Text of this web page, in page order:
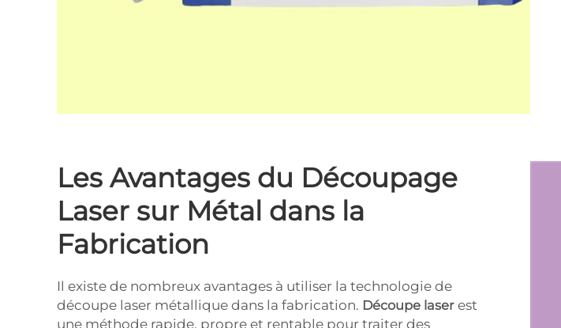
Les Avantages du Découpage
Laser sur Métal dans la
Fabrication
Il existe de nombreux avantages à utiliser la technologie de
découpe laser métallique dans la fabrication. Découpe laser est
une méthode rapide, propre et rentable pour traiter des